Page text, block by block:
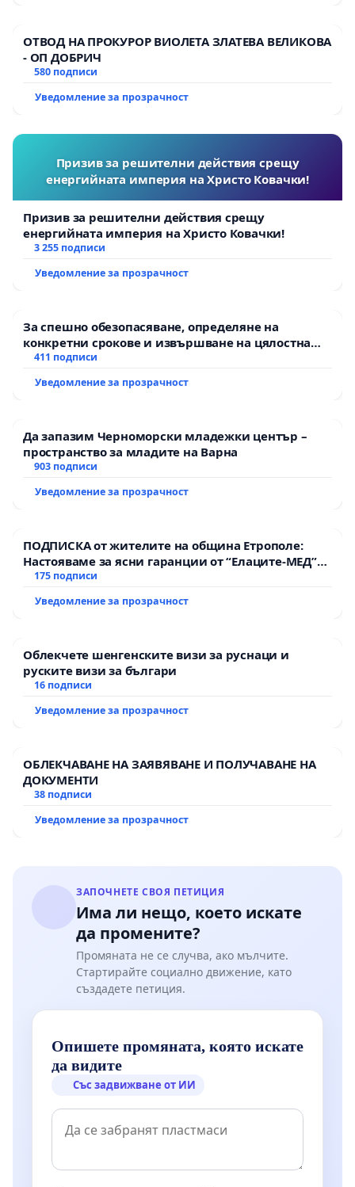
ОТВОД НА ПРОКУРОР ВИОЛЕТА ЗЛАТЕВА ВЕЛИКОВА
- ОП ДОБРИЧ
580 подписи
Уведомление за прозрачност
Призив за решителни действия срещу
енергийната империя на Христо Ковачки!
Призив за решителни действия срещу
енергийната империя на Христо Ковачки!
3 255 подписи
Уведомление за прозрачност
За спешно обезопасяване, определяне на
конкретни срокове и извършване на цялостна
рехабилитация на републиканския път между
Мирово - к.к. Момин проход
411 подписи
Уведомление за прозрачност
Да запазим Черноморски младежки център –
пространство за младите на Варна
903 подписи
Уведомление за прозрачност
ПОДПИСКА от жителите на община Етрополе:
Настояваме за ясни гаранции от “Елаците-МЕД”
АД и от държавата, че ще се изпълнят всички
175 подписи
Уведомление за прозрачност
Облекчете шенгенските визи за руснаци и
руските визи за българи
16 подписи
Уведомление за прозрачност
ОБЛЕКЧАВАНЕ НА ЗАЯВЯВАНЕ И ПОЛУЧАВАНЕ НА
ДОКУМЕНТИ
38 подписи
Уведомление за прозрачност
ЗАПОЧНЕТЕ СВОЯ ПЕТИЦИЯ
Има ли нещо, което искате
да промените?
Промяната не се случва, ако мълчите.
Стартирайте социално движение, като
създадете петиция.
Опишете промяната, която искате
да видите
Със задвижване от ИИ